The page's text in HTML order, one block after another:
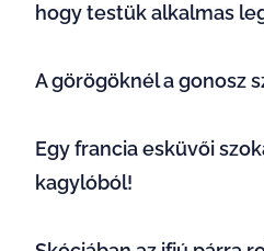
hogy testük alkalmas
A görögöknél a gonosz
Egy francia esküvői
kagylóból!